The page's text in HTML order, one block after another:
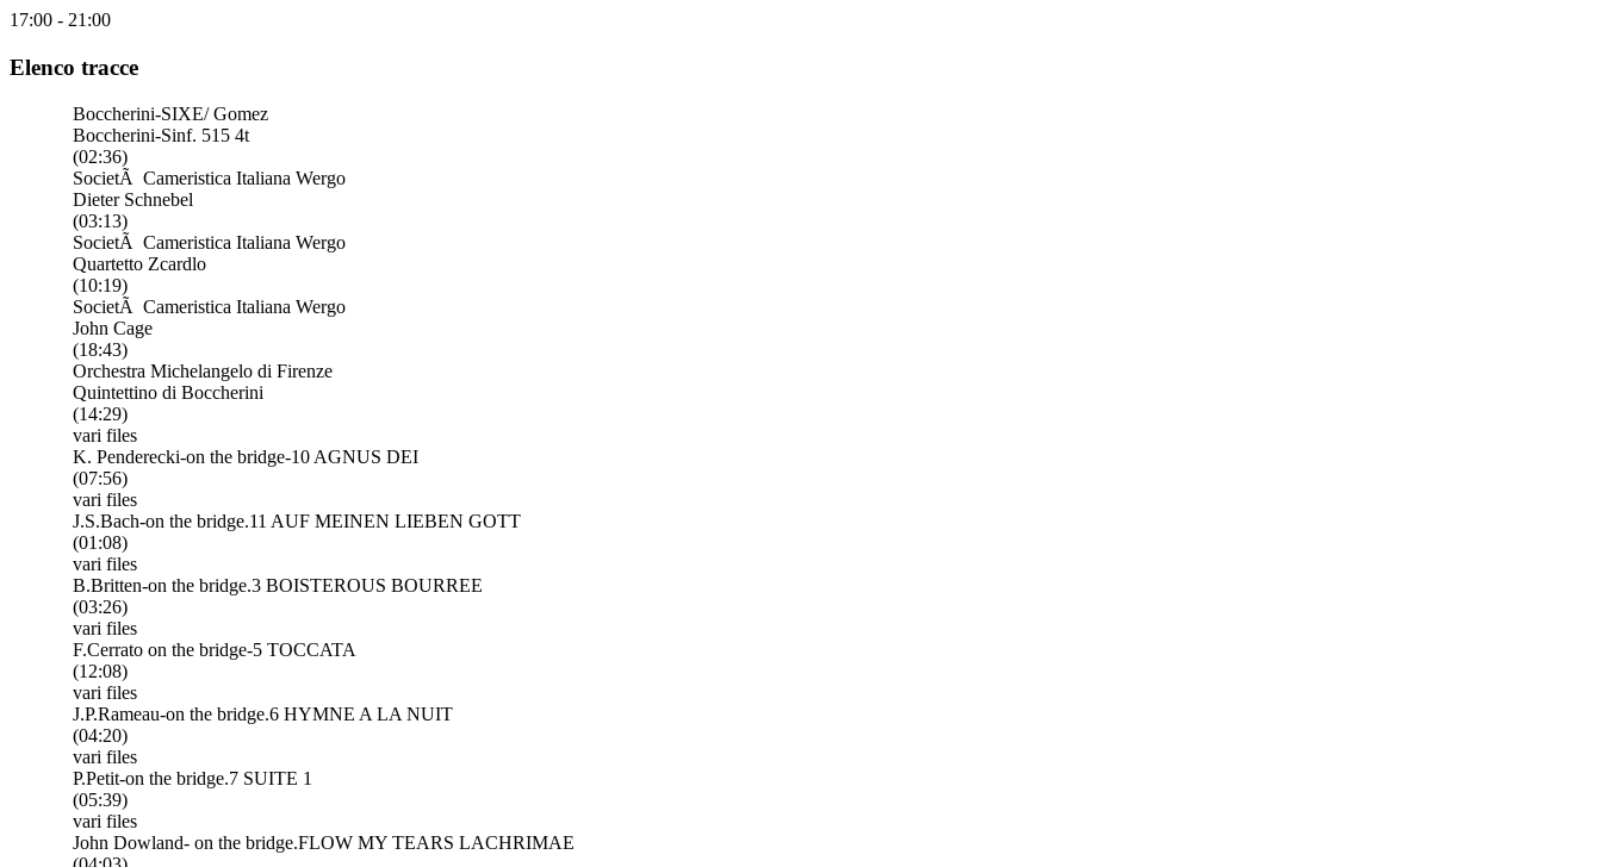
17:00 - 21:00
Elenco tracce
Boccherini-SIXE/ Gomez
Boccherini-Sinf. 515 4t
(02:36)
SocietÃ Cameristica Italiana Wergo
Dieter Schnebel
(03:13)
SocietÃ Cameristica Italiana Wergo
Quartetto Zcardlo
(10:19)
SocietÃ Cameristica Italiana Wergo
John Cage
(18:43)
Orchestra Michelangelo di Firenze
Quintettino di Boccherini
(14:29)
vari files
K. Penderecki-on the bridge-10 AGNUS DEI
(07:56)
vari files
J.S.Bach-on the bridge.11 AUF MEINEN LIEBEN GOTT
(01:08)
vari files
B.Britten-on the bridge.3 BOISTEROUS BOURREE
(03:26)
vari files
F.Cerrato on the bridge-5 TOCCATA
(12:08)
vari files
J.P.Rameau-on the bridge.6 HYMNE A LA NUIT
(04:20)
vari files
P.Petit-on the bridge.7 SUITE 1
(05:39)
vari files
John Dowland- on the bridge.FLOW MY TEARS LACHRIMAE